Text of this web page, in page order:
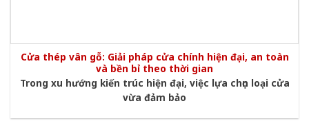
Cửa thép vân gỗ: Giải pháp cửa chính hiện đại, an toàn
và bền bỉ theo thời gian
Trong xu hướng kiến trúc hiện đại, việc lựa chọn loại cửa
vừa đảm bảo